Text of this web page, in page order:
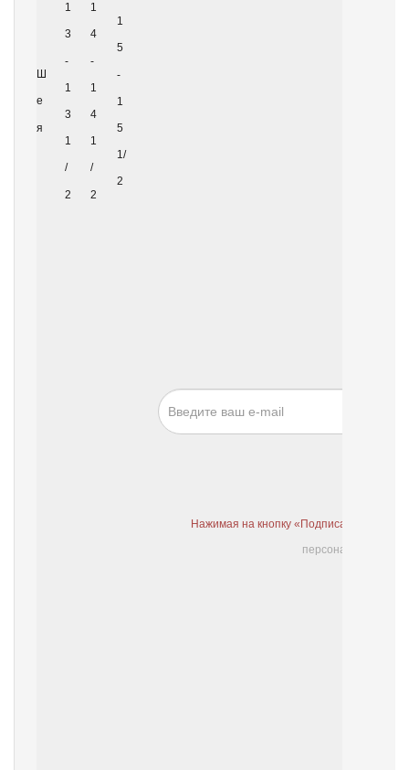
Ш
е
я
1
3
-
1
3
1
/
2
1
4
-
1
4
1
/
2
1
5
-
1
5
1/
2
Нажимая на кнопку «Подписаться», я
персональных